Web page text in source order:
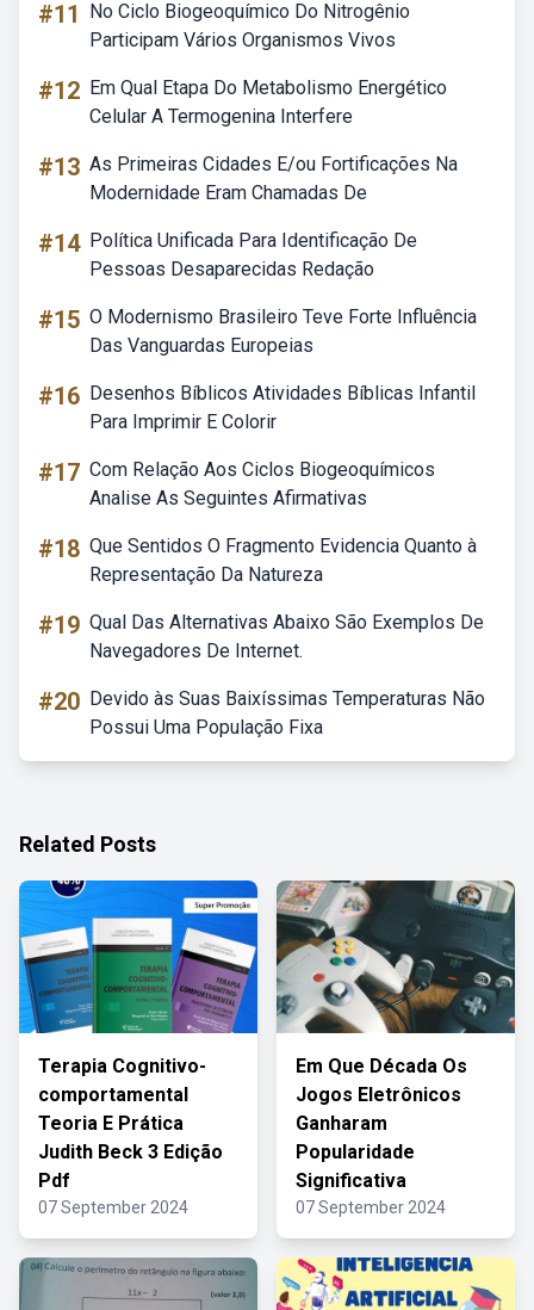
#11
No Ciclo Biogeoquímico Do Nitrogênio
Participam Vários Organismos Vivos
#12 Em Qual Etapa Do Metabolismo Energético
Celular A Termogenina Interfere
#13 As Primeiras Cidades E/ou Fortificações Na
Modernidade Eram Chamadas De
#14 Política Unificada Para Identificação De
Pessoas Desaparecidas Redação
#15 O Modernismo Brasileiro Teve Forte Influência
Das Vanguardas Europeias
#16 Desenhos Bíblicos Atividades Bíblicas Infantil
Para Imprimir E Colorir
#17 Com Relação Aos Ciclos Biogeoquímicos
Analise As Seguintes Afirmativas
#18 Que Sentidos O Fragmento Evidencia Quanto à
Representação Da Natureza
#19 Qual Das Alternativas Abaixo São Exemplos De
Navegadores De Internet.
#20 Devido às Suas Baixíssimas Temperaturas Não
Possui Uma População Fixa
Related Posts
Terapia Cognitivo-
comportamental
Teoria E Prática
Judith Beck 3 Edição
Pdf
07 September 2024
Em Que Década Os
Jogos Eletrônicos
Ganharam
Popularidade
Significativa
07 September 2024